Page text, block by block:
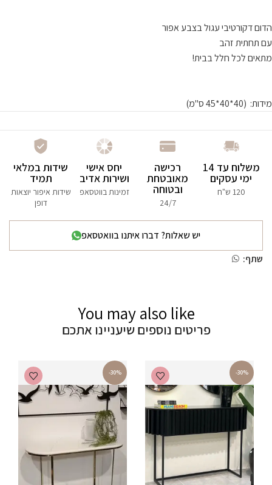
הדום דקורטיבי עגול בצבע אפור
עם תחתית זהב
מתאים לכל חלל בבית!
מידות: (40*40*45 ס"מ)
משלוח עד 14
ימי עסקים
120 ש"ח
רכישה
מאובטחת
ובטוחה
24/7
יחס אישי
ושירות אדיב
זמינות בווטסאפ
שידות במלאי
תמיד
שידות איפור יוצאות
דופן
יש שאלות? דברו איתנו בוואטסאפ
שתף:
You may also like
פריטים נוספים שיעניינו אתכם
-30%
-30%